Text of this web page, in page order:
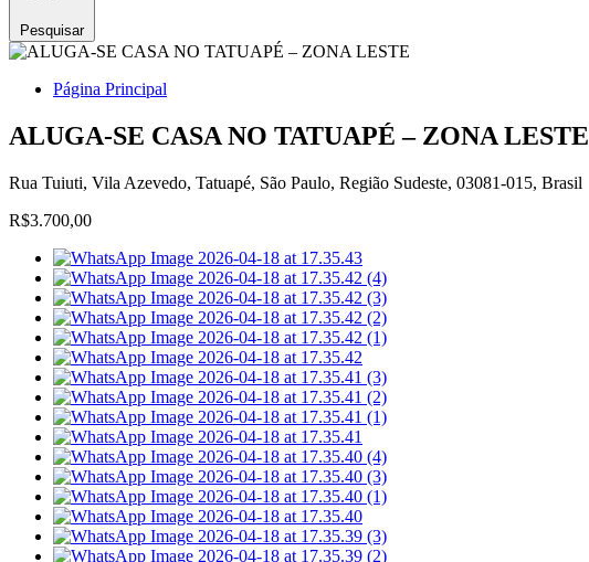
Pesquisar
Página Principal
ALUGA-SE CASA NO TATUAPÉ – ZONA LESTE
Rua Tuiuti, Vila Azevedo, Tatuapé, São Paulo, Região Sudeste, 03081-015, Brasil
R$3.700,00